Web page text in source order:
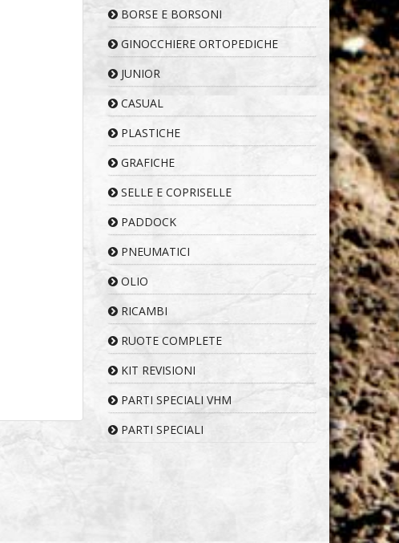
BORSE E BORSONI
GINOCCHIERE ORTOPEDICHE
JUNIOR
CASUAL
PLASTICHE
GRAFICHE
SELLE E COPRISELLE
PADDOCK
PNEUMATICI
OLIO
RICAMBI
RUOTE COMPLETE
KIT REVISIONI
PARTI SPECIALI VHM
PARTI SPECIALI